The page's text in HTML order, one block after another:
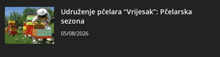
Udruženje pčelara “Vrijesak”: Pčelarska
sezona
05/08/2026